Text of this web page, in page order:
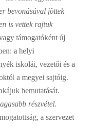
bevonásával jöttek
is vettek rajtuk
támogatóként új
a helyi
iskolái, vezetői és a
a megyei sajtóig.
bemutatását.
részvétel.
a szervezet